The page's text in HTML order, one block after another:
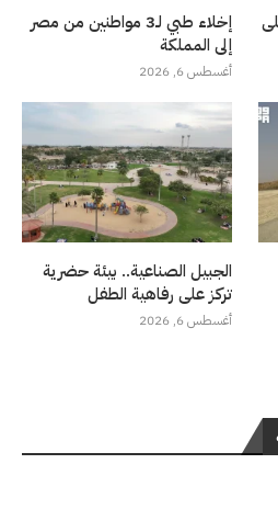
إخلاء طبي لـ3 مواطنين من مصر
إلى المملكة
أغسطس 6, 2026
الجبيل الصناعية.. بيئة حضرية
تركز على رفاهية الطفل
أغسطس 6, 2026